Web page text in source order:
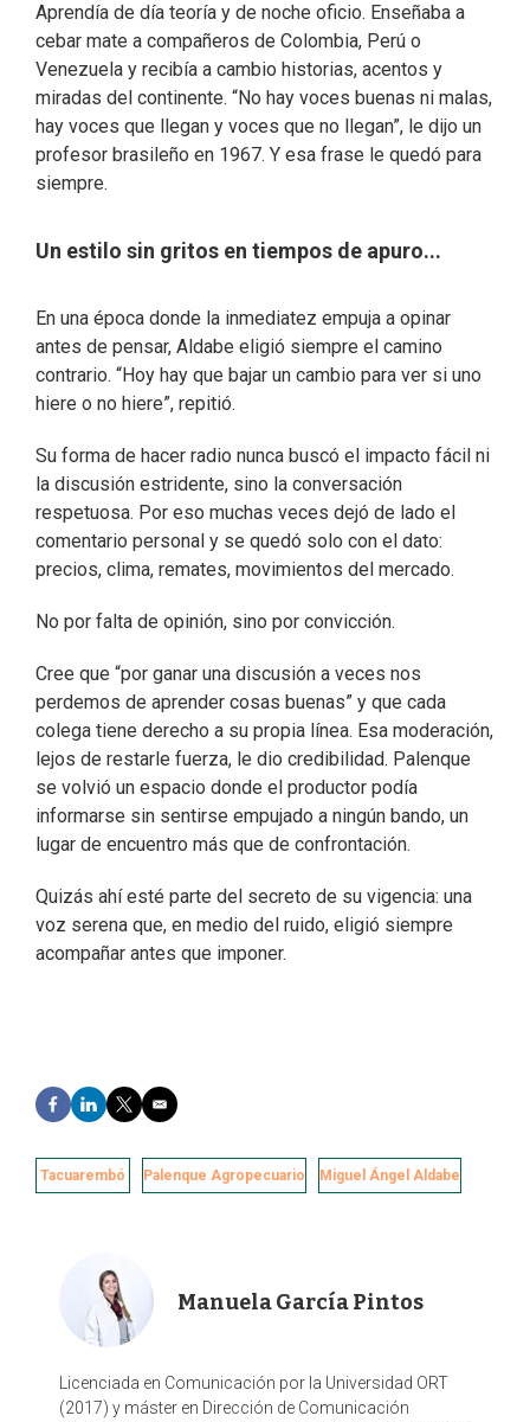
Aprendía de día teoría y de noche oficio. Enseñaba a
cebar mate a compañeros de Colombia, Perú o
Venezuela y recibía a cambio historias, acentos y
miradas del continente. “No hay voces buenas ni malas,
hay voces que llegan y voces que no llegan”, le dijo un
profesor brasileño en 1967. Y esa frase le quedó para
siempre.
Un estilo sin gritos en tiempos de apuro...
En una época donde la inmediatez empuja a opinar
antes de pensar, Aldabe eligió siempre el camino
contrario. “Hoy hay que bajar un cambio para ver si uno
hiere o no hiere”, repitió.
Su forma de hacer radio nunca buscó el impacto fácil ni
la discusión estridente, sino la conversación
respetuosa. Por eso muchas veces dejó de lado el
comentario personal y se quedó solo con el dato:
precios, clima, remates, movimientos del mercado.
No por falta de opinión, sino por convicción.
Cree que “por ganar una discusión a veces nos
perdemos de aprender cosas buenas” y que cada
colega tiene derecho a su propia línea. Esa moderación,
lejos de restarle fuerza, le dio credibilidad. Palenque
se volvió un espacio donde el productor podía
informarse sin sentirse empujado a ningún bando, un
lugar de encuentro más que de confrontación.
Quizás ahí esté parte del secreto de su vigencia: una
voz serena que, en medio del ruido, eligió siempre
acompañar antes que imponer.
F
a
e
b
L
i
k
e
T
w
t
t
E
m
i
l
Tacuarembó Palenque Agropecuario Miguel Ángel Aldabe
Manuela García Pintos
Licenciada en Comunicación por la Universidad ORT
(2017) y máster en Dirección de Comunicación